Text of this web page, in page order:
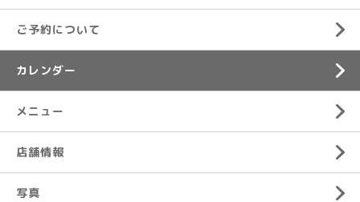
ご予約について
カレンダー
メニュー
店舗情報
写真